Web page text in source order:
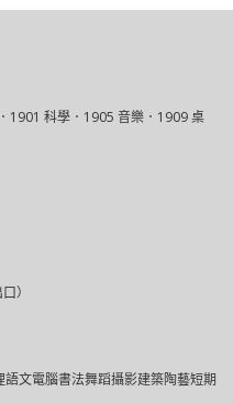
1901 科學．1905 音樂．1909 桌
）
文電腦書法舞蹈攝影建築陶藝短期